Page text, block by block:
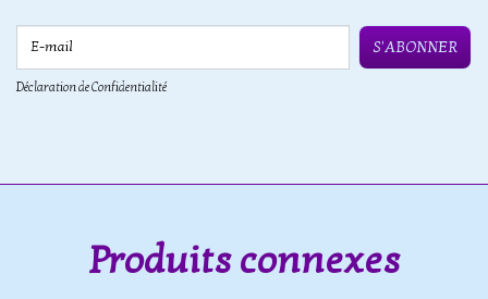
S'ABONNER
Déclaration de Confidentialité
Produits connexes